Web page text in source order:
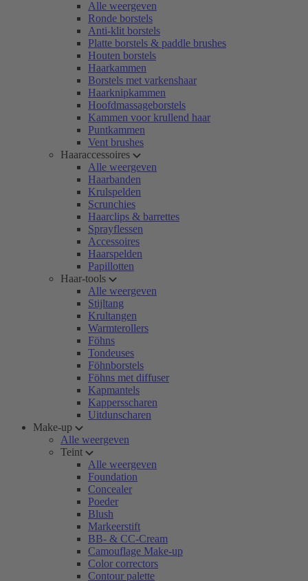
Alle weergeven
Ronde borstels
Anti-klit borstels
Platte borstels & paddle brushes
Houten borstels
Haarkammen
Borstels met varkenshaar
Haarknipkammen
Hoofdmassageborstels
Kammen voor krullend haar
Puntkammen
Vent brushes
Haaraccessoires
Alle weergeven
Haarbanden
Krulspelden
Scrunchies
Haarclips & barrettes
Sprayflessen
Accessoires
Haarspelden
Papillotten
Haar-tools
Alle weergeven
Stijltang
Krultangen
Warmterollers
Föhns
Tondeuses
Föhnborstels
Föhns met diffuser
Kapmantels
Kappersscharen
Uitdunscharen
Make-up
Alle weergeven
Teint
Alle weergeven
Foundation
Concealer
Poeder
Blush
Markeerstift
BB- & CC-Cream
Camouflage Make-up
Color correctors
Contour palette